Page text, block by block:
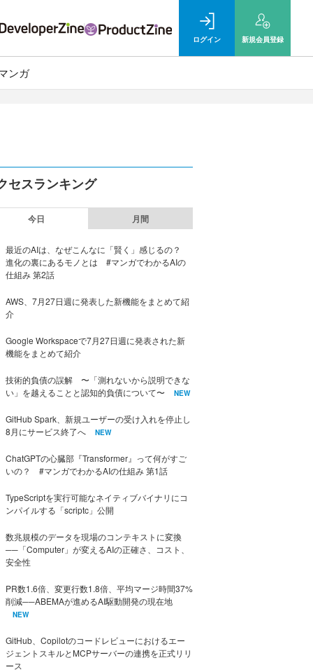
ログイン 新規会員登録
ンガ
セスランキング
今日 月間
最近のAIは、なぜこんなに「賢く」感じるの？
進化の裏にあるモノとは #マンガでわかるAIの
仕組み 第2話
AWS、7月27日週に発表した新機能をまとめて紹
介
Google Workspaceで7月27日週に発表された新
機能をまとめて紹介
技術的負債の誤解 〜「測れないから説明できな
い」を越えることと認知的負債について〜
NEW
GitHub Spark、新規ユーザーの受け入れを停止し
8月にサービス終了へ
NEW
ChatGPTの心臓部『Transformer』って何がすご
いの？ #マンガでわかるAIの仕組み 第1話
TypeScriptを実行可能なネイティブバイナリにコ
ンパイルする「scriptc」公開
数兆規模のデータを現場のコンテキストに変換
──「Computer」が変えるAIの正確さ、コスト、
安全性
PR数1.6倍、変更行数1.8倍、平均マージ時間37%
削減──ABEMAが進めるAI駆動開発の現在地
NEW
GitHub、Copilotのコードレビューにおけるエー
ジェントスキルとMCPサーバーの連携を正式リリ
ース